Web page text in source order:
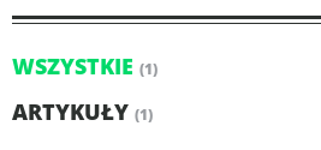
WSZYSTKIE (1)
ARTYKUŁY (1)